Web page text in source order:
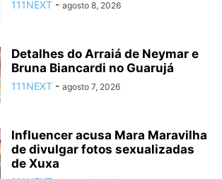
111NEXT - agosto 8, 2026
Detalhes do Arraiá de Neymar e
Bruna Biancardi no Guarujá
111NEXT - agosto 7, 2026
Influencer acusa Mara Maravilha
de divulgar fotos sexualizadas
de Xuxa